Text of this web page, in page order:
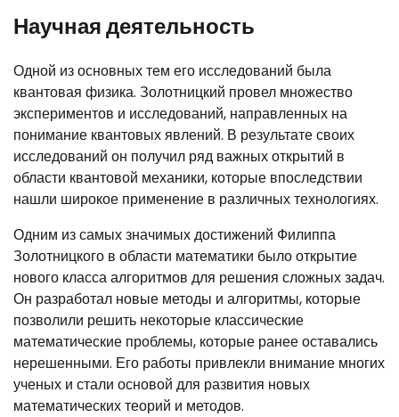
Научная деятельность
Одной из основных тем его исследований была
квантовая физика. Золотницкий провел множество
экспериментов и исследований, направленных на
понимание квантовых явлений. В результате своих
исследований он получил ряд важных открытий в
области квантовой механики, которые впоследствии
нашли широкое применение в различных технологиях.
Одним из самых значимых достижений Филиппа
Золотницкого в области математики было открытие
нового класса алгоритмов для решения сложных задач.
Он разработал новые методы и алгоритмы, которые
позволили решить некоторые классические
математические проблемы, которые ранее оставались
нерешенными. Его работы привлекли внимание многих
ученых и стали основой для развития новых
математических теорий и методов.